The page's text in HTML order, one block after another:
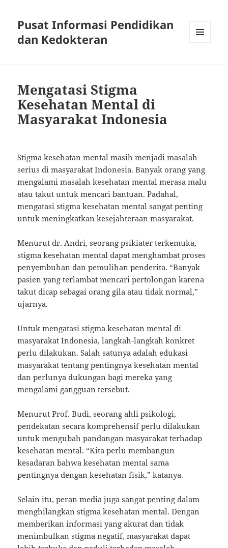
Pusat Informasi Pendidikan
dan Kedokteran
Mengatasi Stigma
Kesehatan Mental di
Masyarakat Indonesia
Stigma kesehatan mental masih menjadi masalah
serius di masyarakat Indonesia. Banyak orang yang
mengalami masalah kesehatan mental merasa malu
atau takut untuk mencari bantuan. Padahal,
mengatasi stigma kesehatan mental sangat penting
untuk meningkatkan kesejahteraan masyarakat.
Menurut dr. Andri, seorang psikiater terkemuka,
stigma kesehatan mental dapat menghambat proses
penyembuhan dan pemulihan penderita. “Banyak
pasien yang terlambat mencari pertolongan karena
takut dicap sebagai orang gila atau tidak normal,”
ujarnya.
Untuk mengatasi stigma kesehatan mental di
masyarakat Indonesia, langkah-langkah konkret
perlu dilakukan. Salah satunya adalah edukasi
masyarakat tentang pentingnya kesehatan mental
dan perlunya dukungan bagi mereka yang
mengalami gangguan tersebut.
Menurut Prof. Budi, seorang ahli psikologi,
pendekatan secara komprehensif perlu dilakukan
untuk mengubah pandangan masyarakat terhadap
kesehatan mental. “Kita perlu membangun
kesadaran bahwa kesehatan mental sama
pentingnya dengan kesehatan fisik,” katanya.
Selain itu, peran media juga sangat penting dalam
menghilangkan stigma kesehatan mental. Dengan
memberikan informasi yang akurat dan tidak
menimbulkan stigma negatif, masyarakat dapat